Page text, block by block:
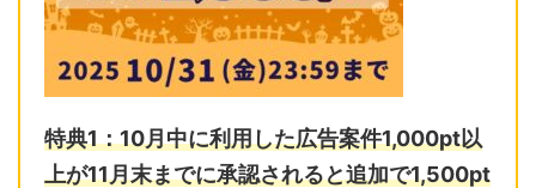
特典1：10月中に利用した広告案件1,000pt以
上が11月末までに承認されると追加で1,500pt